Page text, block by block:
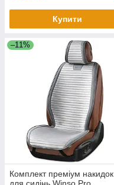
Купити
–11%
Комплект преміум накидок
для сидінь Winso Pro